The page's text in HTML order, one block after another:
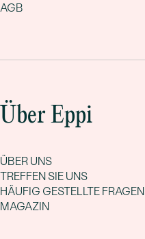
AGB
Über Eppi
ÜBER UNS
TREFFEN SIE UNS
HÄUFIG GESTELLTE FRAGEN
MAGAZIN